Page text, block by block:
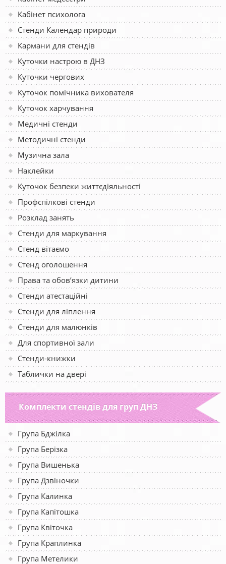
Кабінет психолога
Стенди Календар природи
Кармани для стендів
Куточки настрою в ДНЗ
Куточки чергових
Куточок помічника вихователя
Куточок харчування
Медичні стенди
Методичні стенди
Музична зала
Наклейки
Куточок безпеки життєдіяльності
Профспілкові стенди
Розклад занять
Стенди для маркування
Стенд вітаємо
Стенд оголошення
Права та обов’язки дитини
Стенди атестаційні
Стенди для ліплення
Стенди для малюнків
Для спортивної зали
Стенди-книжки
Таблички на двері
Комплекти стендів для груп ДНЗ
Група Бджілка
Група Берізка
Група Вишенька
Група Дзвіночки
Група Калинка
Група Капітошка
Група Квіточка
Група Краплинка
Група Метелики